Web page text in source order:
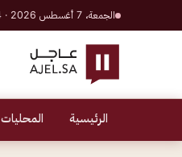
الجمعة، 7 أغسطس 2026 · 24 صفر 1448 هـ
الرئيسية المحليات